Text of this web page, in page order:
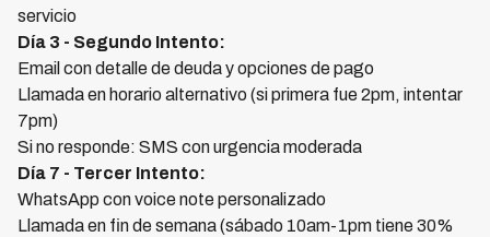
servicio
Día 3 - Segundo Intento:
Email con detalle de deuda y opciones de pago
Llamada en horario alternativo (si primera fue 2pm, intentar
7pm)
Si no responde: SMS con urgencia moderada
Día 7 - Tercer Intento:
WhatsApp con voice note personalizado
Llamada en fin de semana (sábado 10am-1pm tiene 30%